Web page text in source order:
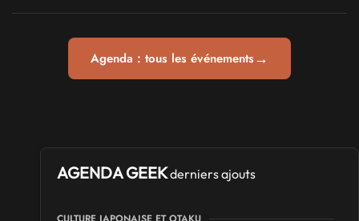
Agenda : tous les événements→
AGENDA GEEKderniers ajouts